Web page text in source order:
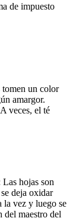
de impuesto
tomen un color
amargor.
veces, el té
hojas son
deja oxidar
la vez y luego se
del maestro del